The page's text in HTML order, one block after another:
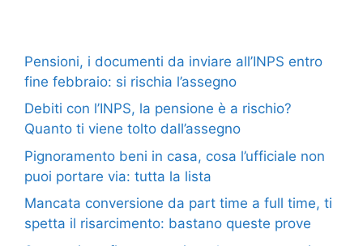
Pensioni, i documenti da inviare all’INPS entro
fine febbraio: si rischia l’assegno
Debiti con l’INPS, la pensione è a rischio?
Quanto ti viene tolto dall’assegno
Pignoramento beni in casa, cosa l’ufficiale non
puoi portare via: tutta la lista
Mancata conversione da part time a full time, ti
spetta il risarcimento: bastano queste prove